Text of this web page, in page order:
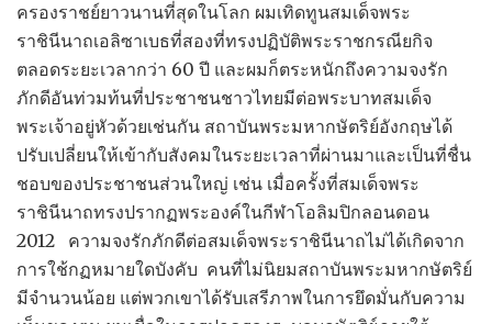
ครองราชย์ยาวนานที่สุดในโลก ผมเทิดทูนสมเด็จพระ
ราชินีนาถเอลิซาเบธที่สองที่ทรงปฏิบัติพระราชกรณียกิจ
ตลอดระยะเวลากว่า 60 ปี และผมก็ตระหนักถึงความจงรัก
ภักดีอันท่วมท้นที่ประชาชนชาวไทยมีต่อพระบาทสมเด็จ
พระเจ้าอยู่หัวด้วยเช่นกัน สถาบันพระมหากษัตริย์อังกฤษได้
ปรับเปลี่ยนให้เข้ากับสังคมในระยะเวลาที่ผ่านมาและเป็นที่ชื่น
ชอบของประชาชนส่วนใหญ่ เช่น เมื่อครั้งที่สมเด็จพระ
ราชินีนาถทรงปรากฏพระองค์ในกีฬาโอลิมปิกลอนดอน
2012 ความจงรักภักดีต่อสมเด็จพระราชินีนาถไม่ได้เกิดจาก
การใช้กฏหมายใดบังคับ คนที่ไม่นิยมสถาบันพระมหากษัตริย์
มีจำนวนน้อย แต่พวกเขาได้รับเสรีภาพในการยึดมั่นกับความ